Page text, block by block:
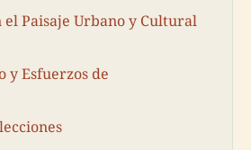
Paisaje Urbano y Cultural
y Esfuerzos de